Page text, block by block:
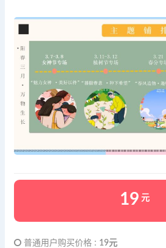
19 元
普通用户购买价格 : 19元